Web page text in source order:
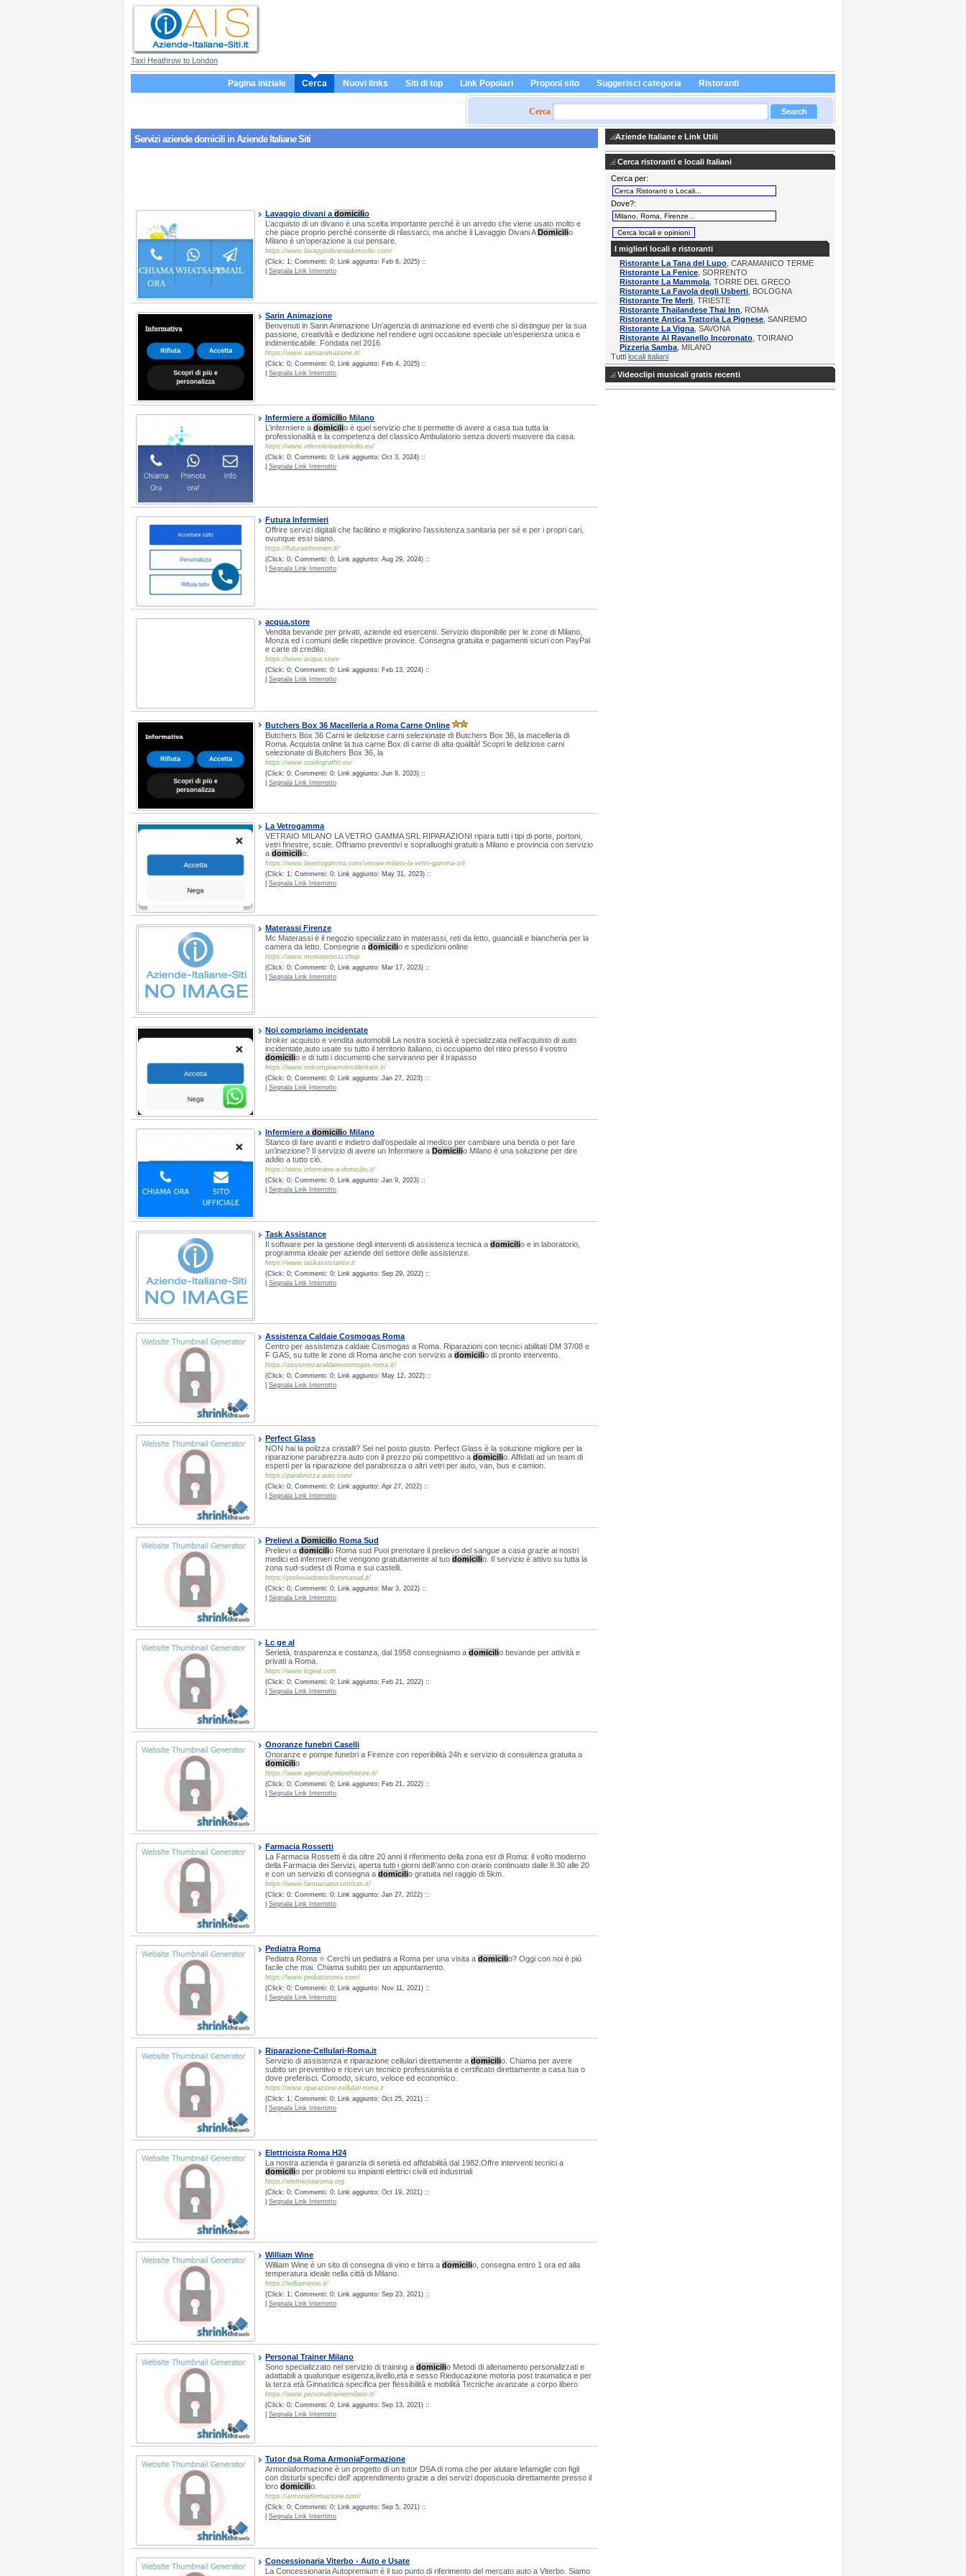
Taxi Heathrow to London
Pagina iniziale Cerca Nuovi links Siti di top Link Popolari Proponi sito Suggerisci categoria Ristoranti
Cerca
Servizi aziendedomicili in Aziende Italiane Siti
Lavaggio divani a domicilio
L’acquisto di un divano è una scelta importante perché è un arredo che viene usato molto e
che piace proprio perché consente di rilassarci, ma anche il Lavaggio Divani ADomicilio
Milano è un’operazione a cui pensare.
https://www.lavaggiodivaniadomicilio.com/
(Click: 1; Commenti: 0; Link aggiunto: Feb 6, 2025) ::
Segnala Link Interrotto
Sarin Animazione
Benvenuti in Sarin Animazione Un’agenzia di animazione ed eventi che si distingue per la sua
passione, creatività e dedizione nel rendere ogni occasione speciale un’esperienza unica e
indimenticabile. Fondata nel 2016
https://www.sarinanimazione.it/
(Click: 0; Commenti: 0; Link aggiunto: Feb 4, 2025) ::
Segnala Link Interrotto
Infermiere a domicilio Milano
L’infermiere a domicilio è quel servizio che ti permette di avere a casa tua tutta la
professionalità e la competenza del classico Ambulatorio senza doverti muovere da casa.
https://www.infermiereadomicilio.eu/
(Click: 0; Commenti: 0; Link aggiunto: Oct 3, 2024) ::
Segnala Link Interrotto
Futura Infermieri
Offrire servizi digitali che facilitino e migliorino l’assistenza sanitaria per sé e per i propri cari,
ovunque essi siano.
https://futurainfermieri.it/
(Click: 0; Commenti: 0; Link aggiunto: Aug 29, 2024) ::
Segnala Link Interrotto
acqua.store
Vendita bevande per privati, aziende ed esercenti. Servizio disponibile per le zone di Milano,
Monza ed i comuni delle rispettive province. Consegna gratuita e pagamenti sicuri con PayPal
e carte di credito.
https://www.acqua.store
(Click: 0; Commenti: 0; Link aggiunto: Feb 13, 2024) ::
Segnala Link Interrotto
Butchers Box 36 Macelleria a Roma Carne Online
Butchers Box 36 Carni le deliziose carni selezionate di Butchers Box 36, la macelleria di
Roma. Acquista online la tua carne Box di carne di alta qualità! Scopri le deliziose carni
selezionate di Butchers Box 36, la
https://www.studiograffiti.eu/
(Click: 0; Commenti: 0; Link aggiunto: Jun 9, 2023) ::
Segnala Link Interrotto
La Vetrogamma
VETRAIO MILANO LA VETRO GAMMA SRL RIPARAZIONI ripara tutti i tipi di porte, portoni,
vetri finestre, scale. Offriamo preventivi e sopralluoghi gratuiti a Milano e provincia con servizio
a domicilio.
https://www.lavetrogamma.com/vetraio-milano-la-vetro-gamma-srl/
(Click: 1; Commenti: 0; Link aggiunto: May 31, 2023) ::
Segnala Link Interrotto
Materassi Firenze
Mc Materassi è il negozio specializzato in materassi, reti da letto, guanciali e biancheria per la
camera da letto. Consegne a domicilio e spedizioni online
https://www.mcmaterassi.shop
(Click: 0; Commenti: 0; Link aggiunto: Mar 17, 2023) ::
Segnala Link Interrotto
Noi compriamo incidentate
broker acquisto e vendita automobili La nostra società è specializzata nell’acquisto di auto
incidentate,auto usate su tutto il territorio italiano, ci occupiamo del ritiro presso il vostro
domicilio e di tutti i documenti che serviranno per il trapasso
https://www.noicompriamoincidentate.it/
(Click: 0; Commenti: 0; Link aggiunto: Jan 27, 2023) ::
Segnala Link Interrotto
Infermiere a domicilio Milano
Stanco di fare avanti e indietro dall’ospedale al medico per cambiare una benda o per fare
un’iniezione? Il servizio di avere un Infermiere a Domicilio Milano è una soluzione per dire
addio a tutto ciò.
https://www.infermiere-a-domicilio.it/
(Click: 0; Commenti: 0; Link aggiunto: Jan 9, 2023) ::
Segnala Link Interrotto
Task Assistance
Il software per la gestione degli interventi di assistenza tecnica a domicilio e in laboratorio,
programma ideale per aziende del settore delle assistenze.
https://www.taskassistance.it
(Click: 0; Commenti: 0; Link aggiunto: Sep 29, 2022) ::
Segnala Link Interrotto
Assistenza Caldaie Cosmogas Roma
Centro per assistenza caldaie Cosmogas a Roma. Riparazioni con tecnici abilitati DM 37/08 e
F GAS, su tutte le zone di Roma anche con servizio a domicilio di pronto intervento.
https://assistenzacaldaiecosmogas-roma.it/
(Click: 0; Commenti: 0; Link aggiunto: May 12, 2022) ::
Segnala Link Interrotto
Perfect Glass
NON hai la polizza cristalli? Sei nel posto giusto. Perfect Glass è la soluzione migliore per la
riparazione parabrezza auto con il prezzo più competitivo a domicilio. Affidati ad un team di
esperti per la riparazione del parabrezza o altri vetri per auto, van, bus e camion.
https://parabrezza-auto.com/
(Click: 0; Commenti: 0; Link aggiunto: Apr 27, 2022) ::
Segnala Link Interrotto
Prelievi a Domicilio Roma Sud
Prelievi a domicilio Roma sud Puoi prenotare il prelievo del sangue a casa grazie ai nostri
medici ed infermieri che vengono gratuitamente al tuo domicilio. Il servizio è attivo su tutta la
zona sud-sudest di Roma e sui castelli.
https://prelieviadomicilioromasud.it/
(Click: 0; Commenti: 0; Link aggiunto: Mar 3, 2022) ::
Segnala Link Interrotto
Lc ge al
Serietà, trasparenza e costanza, dal 1958 consegniamo a domicilio bevande per attività e
privati a Roma.
https://www.lcgeal.com
(Click: 0; Commenti: 0; Link aggiunto: Feb 21, 2022) ::
Segnala Link Interrotto
Onoranze funebri Caselli
Onoranze e pompe funebri a Firenze con reperibilità 24h e servizio di consulenza gratuita a
domicilio
https://www.agenziafunebrefirenze.it/
(Click: 0; Commenti: 0; Link aggiunto: Feb 21, 2022) ::
Segnala Link Interrotto
Farmacia Rossetti
La Farmacia Rossetti è da oltre 20 anni il riferimento della zona est di Roma: il volto moderno
della Farmacia dei Servizi, aperta tutti i giorni dell\'anno con orario continuato dalle 8.30 alle 20
e con un servizio di consegna a domicilio gratuita nel raggio di 5km.
https://www.farmaciarossettisas.it/
(Click: 0; Commenti: 0; Link aggiunto: Jan 27, 2022) ::
Segnala Link Interrotto
Pediatra Roma
Pediatra Roma ⭐ Cerchi un pediatra a Roma per una visita a domicilio? Oggi con noi è più
facile che mai. Chiama subito per un appuntamento.
https://www.pediatraroma.com/
(Click: 0; Commenti: 0; Link aggiunto: Nov 11, 2021) ::
Segnala Link Interrotto
Riparazione-Cellulari-Roma.it
Servizio di assistenza e riparazione cellulari direttamente a domicilio. Chiama per avere
subito un preventivo e ricevi un tecnico professionista e certificato direttamente a casa tua o
dove preferisci. Comodo, sicuro, veloce ed economico.
https://www.riparazione-cellulari-roma.it
(Click: 1; Commenti: 0; Link aggiunto: Oct 25, 2021) ::
Segnala Link Interrotto
Elettricista Roma H24
La nostra azienda è garanzia di serietà ed affidabilità dal 1982.Offre interventi tecnici a
domicilio per problemi su impianti elettrici civili ed industriali
https://elettricistaroma.org
(Click: 0; Commenti: 0; Link aggiunto: Oct 19, 2021) ::
Segnala Link Interrotto
William Wine
William Wine è un sito di consegna di vino e birra a domicilio, consegna entro 1 ora ed alla
temperatura ideale nella città di Milano.
https://williamwine.it/
(Click: 1; Commenti: 0; Link aggiunto: Sep 23, 2021) ::
Segnala Link Interrotto
Personal Trainer Milano
Sono specializzato nel servizio di training a domicilio Metodi di allenamento personalizzati e
adattabili a qualunque esigenza,livello,età e sesso Rieducazione motoria post traumatica e per
la terza età Ginnastica specifica per flessibilità e mobilità Tecniche avanzate a corpo libero
https://www.personaltrainermilano.it/
(Click: 0; Commenti: 0; Link aggiunto: Sep 13, 2021) ::
Segnala Link Interrotto
Tutor dsa Roma ArmoniaFormazione
Armoniaformazione è un progetto di un tutor DSA di roma che per aiutare lefamiglie con figli
con disturbi specifici dell' apprendimento grazie a dei servizi doposcuola direttamente presso il
loro domicilio.
https://armoniaformazione.com/
(Click: 0; Commenti: 0; Link aggiunto: Sep 5, 2021) ::
Segnala Link Interrotto
Concessionaria Viterbo - Auto e Usate
La Concessionaria Autopremium è il tuo punto di riferimento del mercato auto a Viterbo. Siamo
Aziende Italiane e Link Utili
Cerca ristoranti e locali Italiani
Cerca per:
Dove?:
I migliori locali e ristoranti
Ristorante La Tana del Lupo , CARAMANICO TERME
Ristorante La Fenice , SORRENTO
Ristorante La Mammola , TORRE DEL GRECO
Ristorante La Favola degli Usberti , BOLOGNA
Ristorante Tre Merli , TRIESTE
Ristorante Thailandese Thai Inn , ROMA
Ristorante Antica Trattoria La Pignese , SANREMO
Ristorante La Vigna , SAVONA
Ristorante Al Ravanello Incoronato , TOIRANO
Pizzeria Samba , MILANO
Tutti locali italiani
Videoclipi musicali gratis recenti